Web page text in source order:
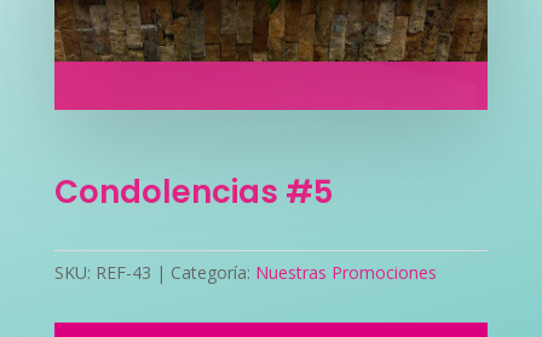
Condolencias #5
SKU: REF-43 Categoría: Nuestras Promociones